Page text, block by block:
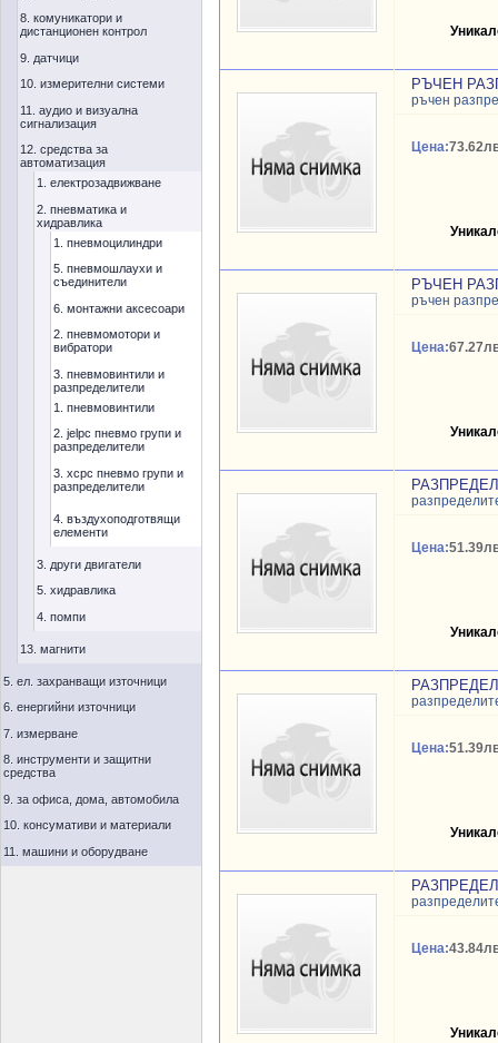
8. комуникатори и
дистанционен контрол
9. датчици
10. измерителни системи
11. аудио и визуална
сигнализация
12. средства за
автоматизация
1. електрозадвижване
2. пневматика и
хидравлика
1. пневмоцилиндри
5. пневмошлаухи и
съединители
6. монтажни аксесоари
2. пневмомотори и
вибратори
3. пневмовинтили и
разпределители
1. пневмовинтили
2. jelpc пневмо групи и
разпределители
3. xcpc пневмо групи и
разпределители
4. въздухоподготвящи
елементи
3. други двигатели
5. хидравлика
4. помпи
13. магнити
5. ел. захранващи източници
6. енергийни източници
7. измерване
8. инструменти и защитни
средства
9. за офиса, дома, автомобила
10. консумативи и материали
11. машини и оборудване
РЪЧЕН
ръчен
Цена:
РЪЧЕН
ръчен
Цена:
Цена:
Цена:
Цена: